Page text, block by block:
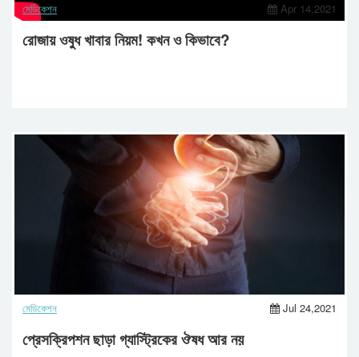
মেডিকেশন Apr 14,2021
রোজায় ওষুধ খাবার নিয়ম! কখন ও কিভাবে?
মেডিকেশন Jul 24,2021
প্রেসক্রিপশন ছাড়া গ্যাস্ট্রিকের ঔষধ আর নয়